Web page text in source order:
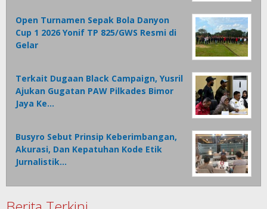
Open Turnamen Sepak Bola Danyon
Cup 1 2026 Yonif TP 825/GWS Resmi di
Gelar
Terkait Dugaan Black Campaign, Yusril
Ajukan Gugatan PAW Pilkades Bimor
Jaya Ke…
Busyro Sebut Prinsip Keberimbangan,
Akurasi, Dan Kepatuhan Kode Etik
Jurnalistik…